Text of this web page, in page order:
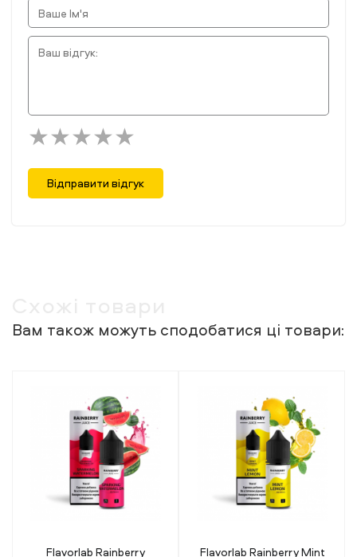
Відправити відгук
Вам також можуть сподобатися ці товари:
Flavorlab Rainberry Mint
Lucky 30 мл 50 мг